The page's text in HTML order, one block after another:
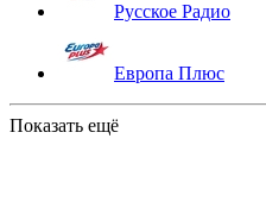
Русское Радио
Европа Плюс
Показать ещё